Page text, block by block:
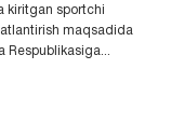
kiritgan sportchi
maqsadida